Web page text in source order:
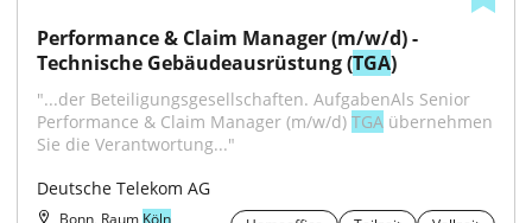
Performance & Claim Manager (m/w/d) -
Technische Gebäudeausrüstung (TGA)
"...der Beteiligungsgesellschaften. AufgabenAls Senior
Performance & Claim Manager (m/w/d) TGA übernehmen
Sie die Verantwortung..."
Deutsche Telekom AG
Bonn, Raum Köln